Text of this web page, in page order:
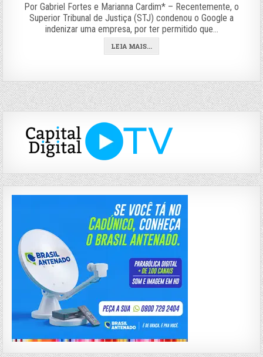
Por Gabriel Fortes e Marianna Cardim* – Recentemente, o
Superior Tribunal de Justiça (STJ) condenou o Google a
indenizar uma empresa, por ter permitido que…
LEIA MAIS...